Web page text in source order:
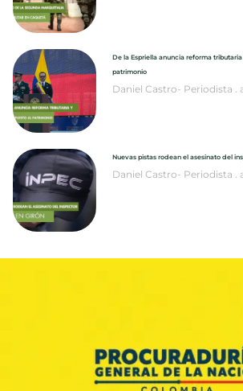
De la Espriella anuncia reforma
patrimonio
Daniel Castro- Periodista
Nuevas pistas rodean el asesinato del
Daniel Castro- Periodista